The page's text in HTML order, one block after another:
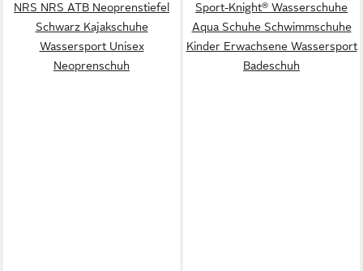
NRS NRS ATB Neoprenstiefel
Schwarz Kajakschuhe
Wassersport Unisex
Neoprenschuh
Sport-Knight® Wasserschuhe
Aqua Schuhe Schwimmschuhe
Kinder Erwachsene Wassersport
Badeschuh